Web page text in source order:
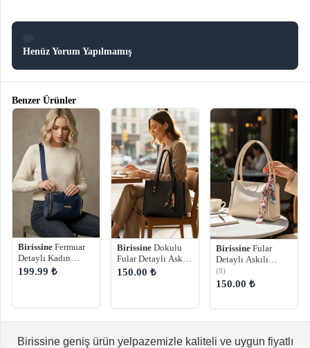
Henüz Yorum Yapılmamış
Benzer Ürünler
Birissine Fermuar
Detaylı Kadın
Çapraz Çanta
199.99 ₺
Birissine Dokulu
Fular Detaylı Askılı
Kadın Omuz
150.00 ₺
Birissine Fular
Detaylı Askılı
Kadın Omuz
Çantası
(9)
150.00 ₺
Birissine geniş ürün yelpazemizle kaliteli ve uygun fiyatlı